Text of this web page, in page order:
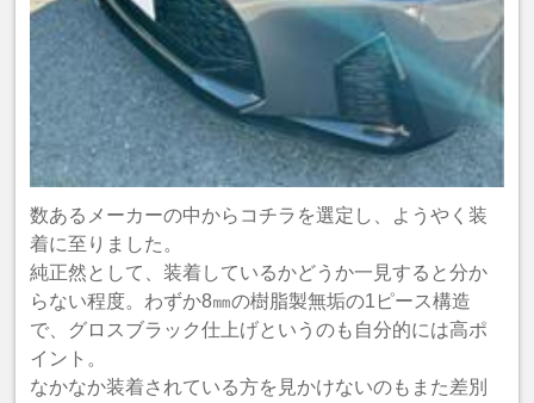
数あるメーカーの中からコチラを選定し、ようやく装
着に至りました。
純正然として、装着しているかどうか一見すると分か
らない程度。わずか8㎜の樹脂製無垢の1ピース構造
で、グロスブラック仕上げというのも自分的には高ポ
イント。
なかなか装着されている方を見かけないのもまた差別